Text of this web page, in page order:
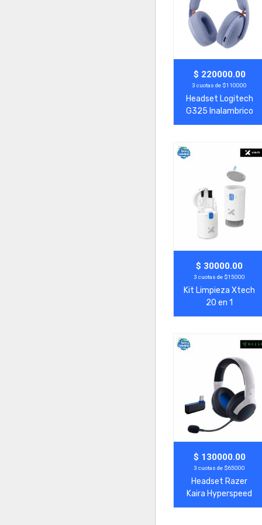
Agregar Ver Más
$ 220000.00
3 cuotas de $110000
Headset Logitech
G325 Inalambrico
Lila
Agregar Ver Más
$ 30000.00
3 cuotas de $15000
Kit Limpieza Xtech
20 en 1
Agregar Ver Más
$ 130000.00
3 cuotas de $65000
Headset Razer
Kaira Hyperspeed
Blanco